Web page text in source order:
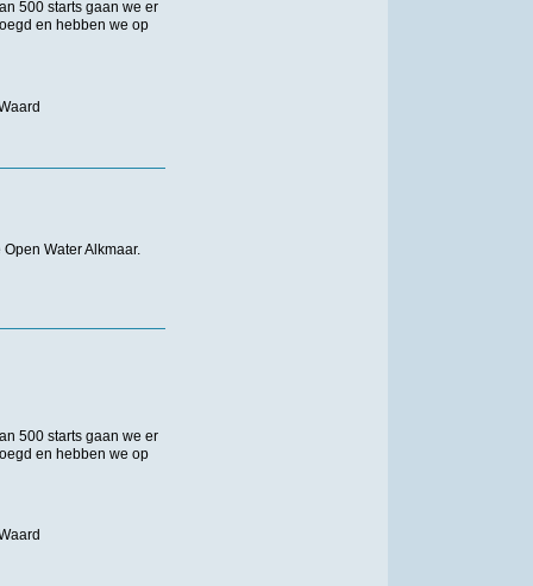
500 starts gaan we er
en hebben we op
Water Alkmaar.
500 starts gaan we er
en hebben we op